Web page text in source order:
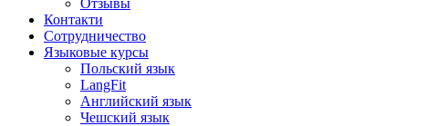
Отзывы
Контакти
Сотрудничество
Языковые курсы
Польский язык
LangFit
Английский язык
Чешский язык